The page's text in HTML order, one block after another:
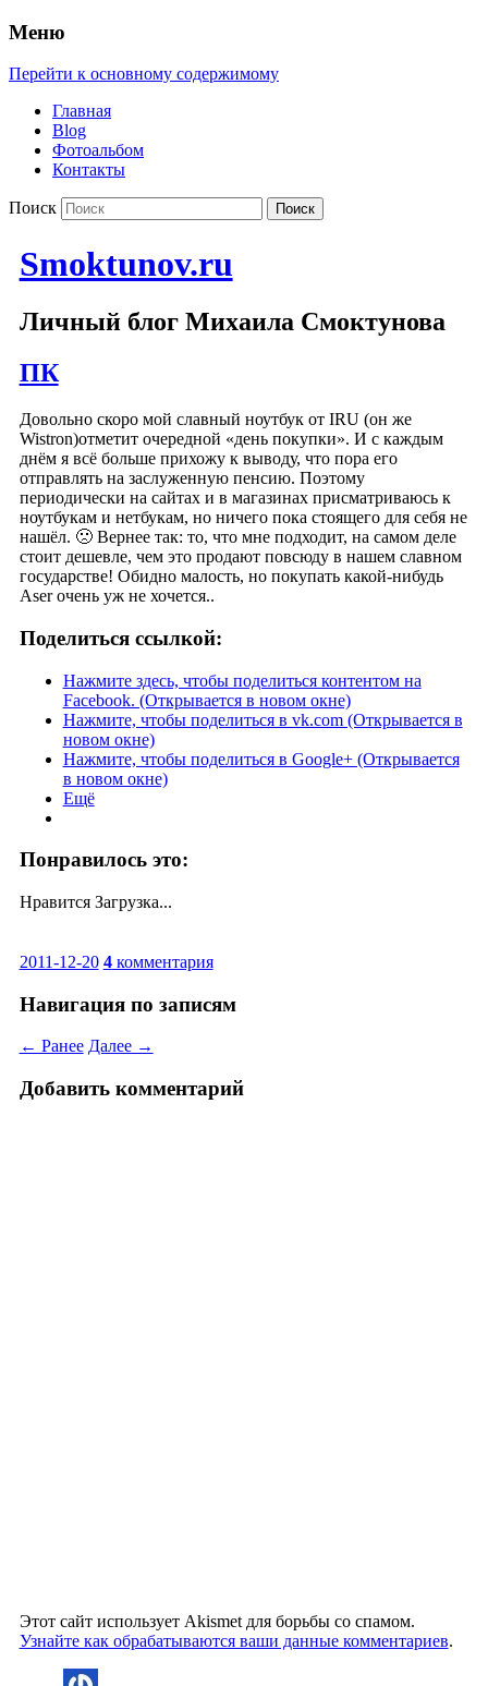
Меню
Перейти к основному содержимому
Главная
Blog
Фотоальбом
Контакты
Поиск
Smoktunov.ru
Личный блог Михаила Смоктунова
ПК
Довольно скоро мой славный ноутбук от IRU (он же
Wistron)отметит очередной «день покупки». И с каждым
днём я всё больше прихожу к выводу, что пора его
отправлять на заслуженную пенсию. Поэтому
периодически на сайтах и в магазинах присматриваюсь к
ноутбукам и нетбукам, но ничего пока стоящего для себя не
нашёл. 🙁 Вернее так: то, что мне подходит, на самом деле
стоит дешевле, чем это продают повсюду в нашем славном
государстве! Обидно малость, но покупать какой-нибудь
Aser очень уж не хочется..
Поделиться ссылкой:
Нажмите здесь, чтобы поделиться контентом на
Facebook. (Открывается в новом окне)
Нажмите, чтобы поделиться в vk.com (Открывается в
новом окне)
Нажмите, чтобы поделиться в Google+ (Открывается
в новом окне)
Ещё
Понравилось это:
Нравится Загрузка...
2011-12-20 4комментария
Навигация по записям
← Ранее Далее →
Добавить комментарий
Этот сайт использует Akismet для борьбы со спамом.
Узнайте как обрабатываются ваши данные комментариев.